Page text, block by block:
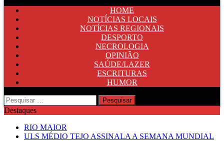
HOME
NOTÍCIAS LOCAIS
NOTÍCIAS REGIONAIS
DESPORTO
NECROLOGIA
OPINIÃO
SAÚDE/LAZER
ESCRITURAS
HUMOR
Pesquisar
por:
Destaques
RIO MAIOR
ULS MÉDIO TEJO ASSINALA A SEMANA MUNDIAL